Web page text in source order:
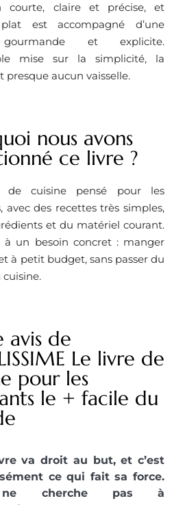
courte, claire et précise, et
est accompagné d’une
et explicite.
mise sur la simplicité, la
presque aucun vaisselle.
nous avons
ce livre ?
de cuisine pensé pour les
avec des recettes très simples,
et du matériel courant.
à un besoin concret : manger
à petit budget, sans passer du
avis de
Le livre de
pour les
le + facile du
va droit au but, et c’est
ce qui fait sa force.
cherche pas à